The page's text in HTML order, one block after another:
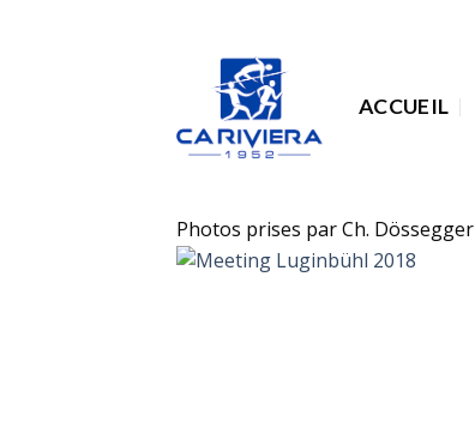
ACCUEIL
Photos prises par Ch. Dössegger